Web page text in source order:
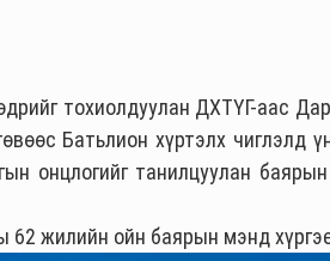
тохиолдуулан ДХТҮГ-аас
Батьлион хүртэлх чиглэлд
онцлогийг танилцуулан
62 жилийн ойн баярын мэнд